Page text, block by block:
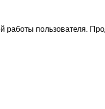
пользователя.